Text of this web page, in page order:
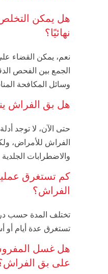
هل يمكن
نهائيًا؟
نعم، يمكن القضاء
الجمع بين الفحص
وسائل المكافحة
هل بق الفراش
حتى الآن، لا توجد
الفراش للأمراض،
والاضطرابات
كم تستغرق
الفراش؟
تختلف المدة حسب
تستغرق عدة أيام أو
هل غسل
على بق